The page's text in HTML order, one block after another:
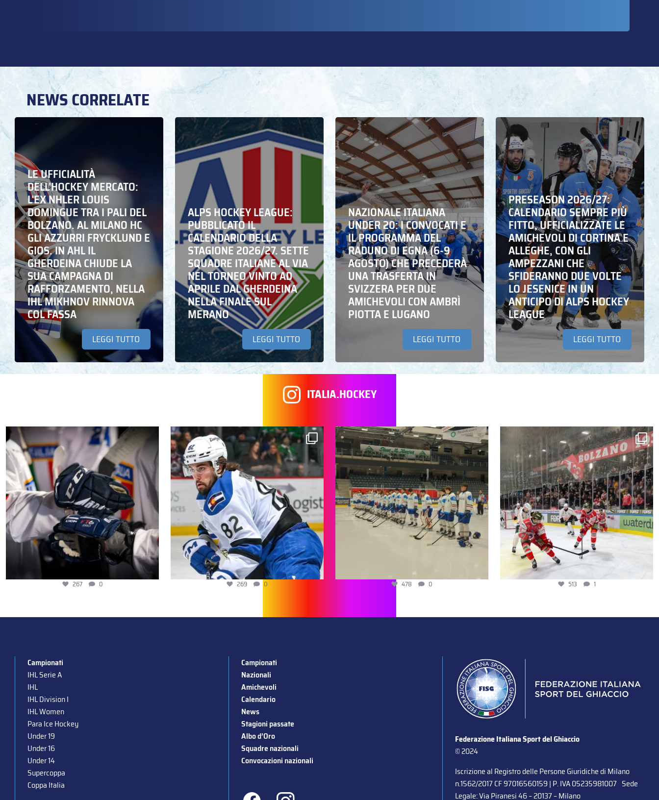
NEWS CORRELATE
LE UFFICIALITÀ
DELL’HOCKEY MERCATO:
L’EX NHLER LOUIS
DOMINGUE TRA I PALI DEL
BOLZANO. AL MILANO HC
GLI AZZURRI FRYCKLUND E
GIOS. IN AHL IL
GHERDEINA CHIUDE LA
SUA CAMPAGNA DI
RAFFORZAMENTO, NELLA
IHL MIKHNOV RINNOVA
COL FASSA
LEGGI TUTTO
ALPS HOCKEY LEAGUE:
PUBBLICATO IL
CALENDARIO DELLA
STAGIONE 2026/27. SETTE
SQUADRE ITALIANE AL VIA
NEL TORNEO VINTO AD
APRILE DAL GHERDEINA
NELLA FINALE SUL
MERANO
LEGGI TUTTO
NAZIONALE ITALIANA
UNDER 20: I CONVOCATI E
IL PROGRAMMA DEL
RADUNO DI EGNA (6-9
AGOSTO) CHE PRECEDERÀ
UNA TRASFERTA IN
SVIZZERA PER DUE
AMICHEVOLI CON AMBRÌ
PIOTTA E LUGANO
LEGGI TUTTO
PRESEASON 2026/27:
CALENDARIO SEMPRE PIÙ
FITTO, UFFICIALIZZATE LE
AMICHEVOLI DI CORTINA E
ALLEGHE, CON GLI
AMPEZZANI CHE
SFIDERANNO DUE VOLTE
LO JESENICE IN UN
ANTICIPO DI ALPS HOCKEY
LEAGUE
LEGGI TUTTO
ITALIA.HOCKEY
267 0 269 0 478 0 513 1
Campionati
IHL Serie A
IHL
IHL Division I
IHL Women
Para Ice Hockey
Under 19
Under 16
Under 14
Supercoppa
Coppa Italia
Campionati
Nazionali
Amichevoli
Calendario
News
Stagioni passate
Albo d’Oro
Squadre nazionali
Convocazioni nazionali
Federazione Italiana Sport del Ghiaccio
© 2024
Iscrizione al Registro delle Persone Giuridiche di Milano
n.1562/2017 CF 97016560159 | P. IVA 05235981007 Sede
Legale: Via Piranesi 46 – 20137 – Milano